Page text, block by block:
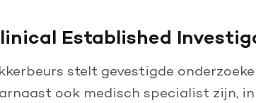
Established
stelt gevestigde
ook medisch specialist zijn,